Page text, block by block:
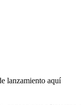
lanzamiento aquí